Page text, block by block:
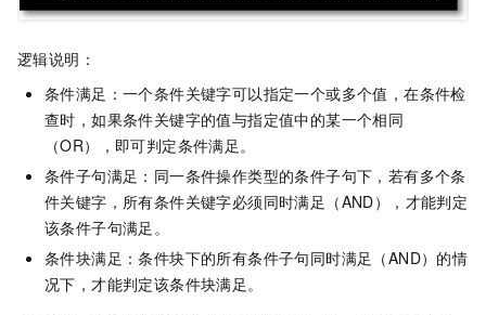
逻辑说明：
条件满足：一个条件关键字可以指定一个或多个值，在条件检
查时，如果条件关键字的值与指定值中的某一个相同
（OR），即可判定条件满足。
条件子句满足：同一条件操作类型的条件子句下，若有多个条
件关键字，所有条件关键字必须同时满足（AND），才能判定
该条件子句满足。
条件块满足：条件块下的所有条件子句同时满足（AND）的情
况下，才能判定该条件块满足。